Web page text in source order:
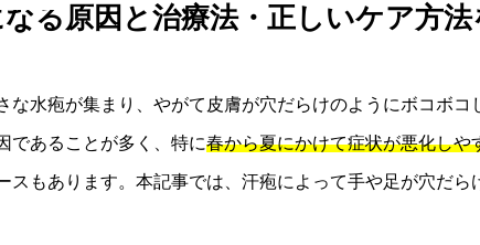
る原因と治療法・正しいケア方法
な水疱が集まり、やがて皮膚が穴だらけのようにボコ
であることが多く、特に春から夏にかけて症状が悪化しや
スもあります。本記事では、汗疱によって手や足が穴だ